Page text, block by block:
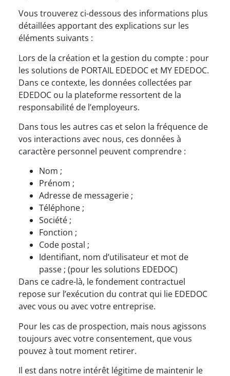
Vous trouverez ci-dessous des informations plus
détaillées apportant des explications sur les
éléments suivants :
Lors de la création et la gestion du compte : pour
les solutions de PORTAIL EDEDOC et MY EDEDOC.
Dans ce contexte, les données collectées par
EDEDOC ou la plateforme ressortent de la
responsabilité de l’employeurs.
Dans tous les autres cas et selon la fréquence de
vos interactions avec nous, ces données à
caractère personnel peuvent comprendre :
Nom ;
Prénom ;
Adresse de messagerie ;
Téléphone ;
Société ;
Fonction ;
Code postal ;
Identifiant, nom d’utilisateur et mot de
passe ; (pour les solutions EDEDOC)
Dans ce cadre-là, le fondement contractuel
repose sur l’exécution du contrat qui lie EDEDOC
avec vous ou avec votre entreprise.
Pour les cas de prospection, mais nous agissons
toujours avec votre consentement, que vous
pouvez à tout moment retirer.
Il est dans notre intérêt légitime de maintenir le